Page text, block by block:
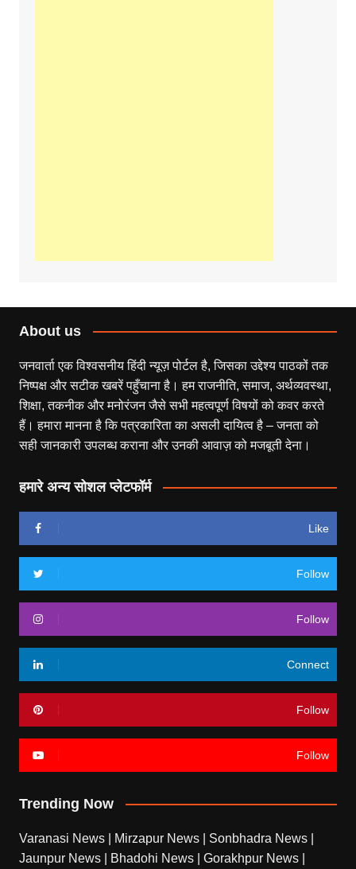
About us
जनवार्ता एक विश्वसनीय हिंदी न्यूज़ पोर्टल है, जिसका उद्देश्य पाठकों तक
निष्पक्ष और सटीक खबरें पहुँचाना है। हम राजनीति, समाज, अर्थव्यवस्था,
शिक्षा, तकनीक और मनोरंजन जैसे सभी महत्वपूर्ण विषयों को कवर करते
हैं। हमारा मानना है कि पत्रकारिता का असली दायित्व है – जनता को
सही जानकारी उपलब्ध कराना और उनकी आवाज़ को मजबूती देना।
हमारे अन्य सोशल प्लेटफॉर्म
Like
Follow
Follow
Connect
Follow
Follow
Trending Now
Varanasi News Mirzapur News Sonbhadra News
Jaunpur News
Bhadohi News Gorakhpur News